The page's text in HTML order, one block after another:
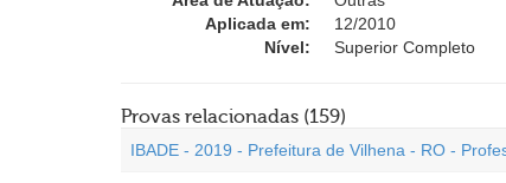
Aplicada em:
12/2010
Nível:
Superior Completo
Provas relacionadas (159)
IBADE - 2019 - Prefeitura de Vilhena - RO -